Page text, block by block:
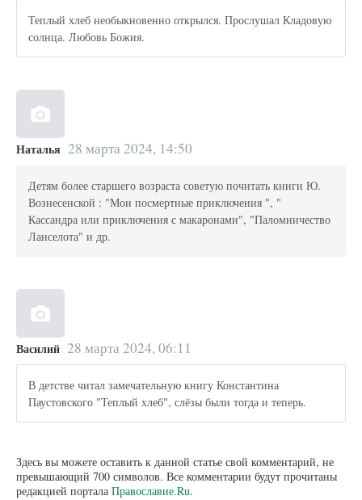
Теплый хлеб необыкновенно открылся. Прослушал Кладовую
солнца. Любовь Божия.
Наталья 28 марта 2024, 14:50
Детям более старшего возраста советую почитать книги Ю.
Вознесенской : "Мои посмертные приключения ", "
Кассандра или приключения с макаронами", "Паломничество
Ланселота" и др.
Василий 28 марта 2024, 06:11
В детстве читал замечательную книгу Константина
Паустовского "Теплый хлеб", слёзы были тогда и теперь.
Здесь вы можете оставить к данной статье свой комментарий, не
превышающий 700 символов. Все комментарии будут прочитаны
редакцией портала Православие.Ru.